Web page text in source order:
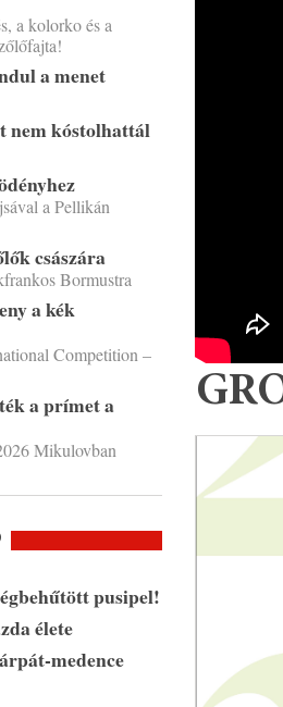
a kolorko és a
a menet
nem kóstolhattál
a Pellikán
császára
Bormustra
a kék
Competition –
a prímet a
Mikulovban
pusipel!
élete
medence